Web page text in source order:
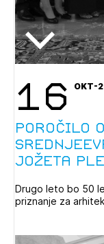
16 OKT-
Poročilo
Jožeta
Drugo leto bo 50
priznanje za